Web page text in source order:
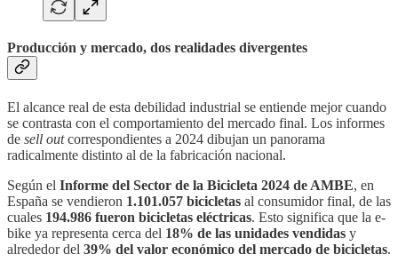
Producción y mercado, dos realidades divergentes
El alcance real de esta debilidad industrial se entiende mejor cuando
se contrasta con el comportamiento del mercado final. Los informes
de sell outcorrespondientes a 2024 dibujan un panorama
radicalmente distinto al de la fabricación nacional.
Según el Informe del Sector de la Bicicleta 2024 de AMBE, en
España se vendieron 1.101.057 bicicletas al consumidor final, de las
cuales 194.986 fueron bicicletas eléctricas. Esto significa que la e-
bike ya representa cerca del 18% de las unidades vendidas y
alrededor del 39% del valor económico del mercado de bicicletas.